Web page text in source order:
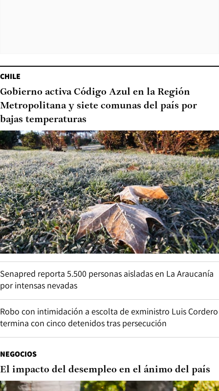
CHILE
Gobierno activa Código Azul en la Región
Metropolitana y siete comunas del país por
bajas temperaturas
Senapred reporta 5.500 personas aisladas en La Araucanía
por intensas nevadas
Robo con intimidación a escolta de exministro Luis Cordero
termina con cinco detenidos tras persecución
NEGOCIOS
El impacto del desempleo en el ánimo del país